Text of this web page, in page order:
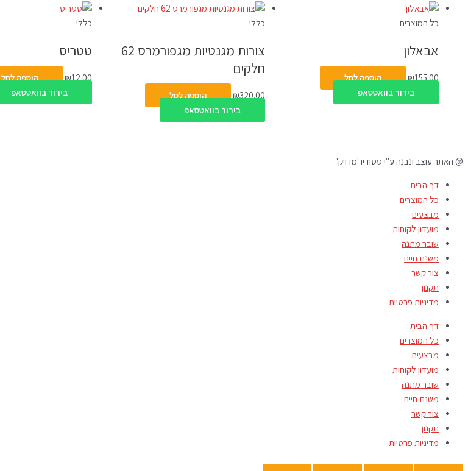
כל המוצרים
אבאלון
₪155.00
הוספה לסל
בירור בוואטסאפ
כללי
צורות מגנטיות מגפורמרס 62
חלקים
₪320.00
הוספה לסל
בירור בוואטסאפ
כללי
טטריס
₪12.00
הוספה לסל
בירור בוואטסאפ
@ האתר עוצב ונבנה ע"י סטודיו 'מדויק'
דף הבית
כל המוצרים
מבצעים
מועדון לקוחות
שובר מתנה
משנת חיים
צור קשר
תקנון
מדיניות פרטיות
דף הבית
כל המוצרים
מבצעים
מועדון לקוחות
שובר מתנה
משנת חיים
צור קשר
תקנון
מדיניות פרטיות